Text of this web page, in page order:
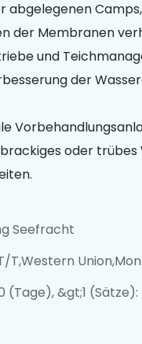
abgelegenen
der Membranen
und
der
oder
Seefracht
T,Western
(Tage), &gt;1